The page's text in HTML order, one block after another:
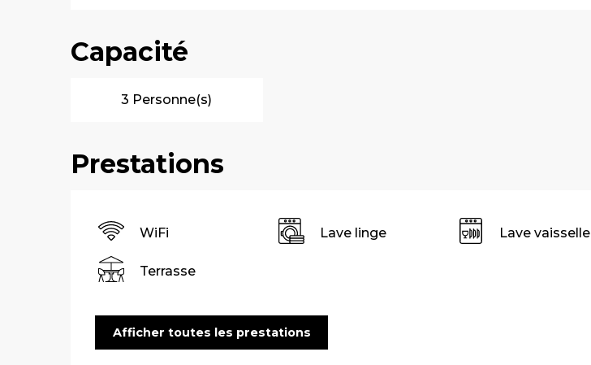
Capacité
3 Personne(s)
Prestations
WiFi Lave linge Lave vaisselle
Terrasse
Afficher toutes les prestations